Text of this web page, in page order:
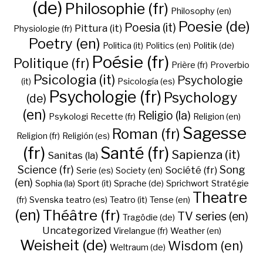
(de) Philosophie (fr) Philosophy (en)
Physiologie (fr) Pittura (it) Poesia (it) Poesie (de)
Poetry (en) Politica (it) Politics (en) Politik (de)
Politique (fr) Poésie (fr) Prière (fr) Proverbio
(it) Psicologia (it) Psicología (es) Psychologie
(de) Psychologie (fr) Psychology
(en) Psykologi Recette (fr) Religio (la) Religion (en)
Religion (fr) Religión (es) Roman (fr) Sagesse
(fr) Sanitas (la) Santé (fr) Sapienza (it)
Science (fr) Serie (es) Society (en) Société (fr) Song
(en) Sophia (la) Sport (it) Sprache (de) Sprichwort Stratégie
(fr) Svenska teatro (es) Teatro (it) Tense (en) Theatre
(en) Théâtre (fr) Tragödie (de) TV series (en)
Uncategorized Virelangue (fr) Weather (en)
Weisheit (de) Weltraum (de) Wisdom (en)